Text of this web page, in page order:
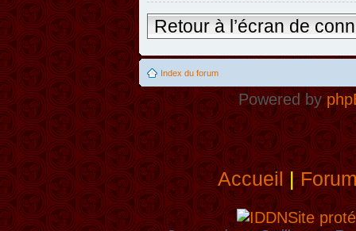
Retour à l’écran de
Index du forum
Powered by
Accueil|
Site